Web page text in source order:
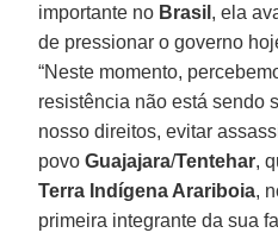
importante no Brasil , ela
de pressionar o governo
“Neste momento,
resistência não está sendo
nosso direitos, evitar
povoGuajajara/Tentehar,
Terra Indígena Arariboia,
primeira integrante da sua